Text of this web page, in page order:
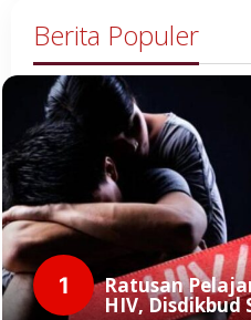
Berita Populer
1 Ratusan
HIV, Disdikbud